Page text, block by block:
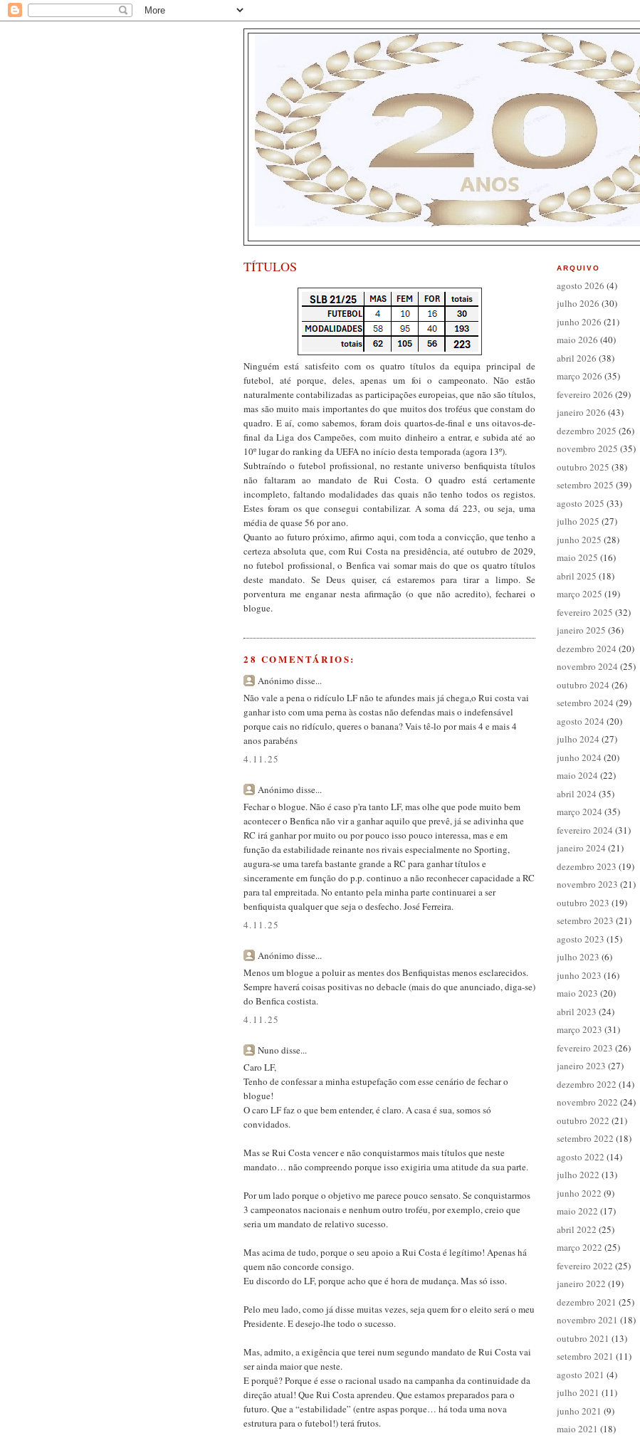
TÍTULOS
Ninguém está satisfeito com os quatro títulos da equipa principal de
futebol, até porque, deles, apenas um foi o campeonato. Não estão
naturalmente contabilizadas as participações europeias, que não são títulos,
mas são muito mais importantes do que muitos dos troféus que constam do
quadro. E aí, como sabemos, foram dois quartos-de-final e uns oitavos-de-
final da Liga dos Campeões, com muito dinheiro a entrar, e subida até ao
10º lugar do ranking da UEFA no início desta temporada (agora 13º).
Subtraíndo o futebol profissional, no restante universo benfiquista títulos
não faltaram ao mandato de Rui Costa. O quadro está certamente
incompleto, faltando modalidades das quais não tenho todos os registos.
Estes foram os que consegui contabilizar. A soma dá 223, ou seja, uma
média de quase 56 por ano.
Quanto ao futuro próximo, afirmo aqui, com toda a convicção, que tenho a
certeza absoluta que, com Rui Costa na presidência, até outubro de 2029,
no futebol profissional, o Benfica vai somar mais do que os quatro títulos
deste mandato. Se Deus quiser, cá estaremos para tirar a limpo. Se
porventura me enganar nesta afirmação (o que não acredito), fecharei o
blogue.
28 COMENTÁRIOS:
Anónimo disse...
Não vale a pena o ridículo LF não te afundes mais já chega,o Rui costa vai
ganhar isto com uma perna às costas não defendas mais o indefensável
porque cais no ridículo, queres o banana? Vais tê-lo por mais 4 e mais 4
anos parabéns
4.11.25
Anónimo disse...
Fechar o blogue. Não é caso p'ra tanto LF, mas olhe que pode muito bem
acontecer o Benfica não vir a ganhar aquilo que prevê, já se adivinha que
RC irá ganhar por muito ou por pouco isso pouco interessa, mas e em
função da estabilidade reinante nos rivais especialmente no Sporting,
augura-se uma tarefa bastante grande a RC para ganhar títulos e
sinceramente em função do p.p. continuo a não reconhecer capacidade a RC
para tal empreitada. No entanto pela minha parte continuarei a ser
benfiquista qualquer que seja o desfecho. José Ferreira.
4.11.25
Anónimo disse...
Menos um blogue a poluir as mentes dos Benfiquistas menos esclarecidos.
Sempre haverá coisas positivas no debacle (mais do que anunciado, diga-se)
do Benfica costista.
4.11.25
Nuno disse...
Caro LF,
Tenho de confessar a minha estupefação com esse cenário de fechar o
blogue!
O caro LF faz o que bem entender, é claro. A casa é sua, somos só
convidados.
Mas se Rui Costa vencer e não conquistarmos mais títulos que neste
mandato… não compreendo porque isso exigiria uma atitude da sua parte.
Por um lado porque o objetivo me parece pouco sensato. Se conquistarmos
3 campeonatos nacionais e nenhum outro troféu, por exemplo, creio que
seria um mandato de relativo sucesso.
Mas acima de tudo, porque o seu apoio a Rui Costa é legítimo! Apenas há
quem não concorde consigo.
Eu discordo do LF, porque acho que é hora de mudança. Mas só isso.
Pelo meu lado, como já disse muitas vezes, seja quem for o eleito será o meu
Presidente. E desejo-lhe todo o sucesso.
Mas, admito, a exigência que terei num segundo mandato de Rui Costa vai
ser ainda maior que neste.
E porquê? Porque é esse o racional usado na campanha da continuidade da
direção atual! Que Rui Costa aprendeu. Que estamos preparados para o
futuro. Que a “estabilidade” (entre aspas porque… há toda uma nova
estrutura para o futebol!) terá frutos.
ARQUIVO
agosto 2026 (4)
julho 2026 (30)
junho 2026 (21)
maio 2026 (40)
abril 2026 (38)
março 2026 (35)
fevereiro 2026 (29)
janeiro 2026 (43)
dezembro 2025 (26)
novembro 2025 (35)
outubro 2025 (38)
setembro 2025 (39)
agosto 2025 (33)
julho 2025 (27)
junho 2025 (28)
maio 2025 (16)
abril 2025 (18)
março 2025 (19)
fevereiro 2025 (32)
janeiro 2025 (36)
dezembro 2024 (20)
novembro 2024 (25)
outubro 2024 (26)
setembro 2024 (29)
agosto 2024 (20)
julho 2024 (27)
junho 2024 (20)
maio 2024 (22)
abril 2024 (35)
março 2024 (35)
fevereiro 2024 (31)
janeiro 2024 (21)
dezembro 2023 (19)
novembro 2023 (21)
outubro 2023 (19)
setembro 2023 (21)
agosto 2023 (15)
julho 2023 (6)
junho 2023 (16)
maio 2023 (20)
abril 2023 (24)
março 2023 (31)
fevereiro 2023 (26)
janeiro 2023 (27)
dezembro 2022 (14)
novembro 2022 (24)
outubro 2022 (21)
setembro 2022 (18)
agosto 2022 (14)
julho 2022 (13)
junho 2022 (9)
maio 2022 (17)
abril 2022 (25)
março 2022 (25)
fevereiro 2022 (25)
janeiro 2022 (19)
dezembro 2021 (25)
novembro 2021 (18)
outubro 2021 (13)
setembro 2021 (11)
agosto 2021 (4)
julho 2021 (11)
junho 2021 (9)
maio 2021 (18)